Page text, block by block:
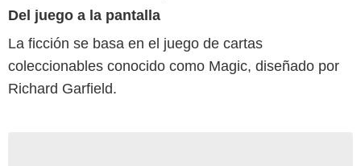
Del juego a la pantalla
La ficción se basa en el juego de cartas
coleccionables conocido como Magic, diseñado por
Richard Garfield.